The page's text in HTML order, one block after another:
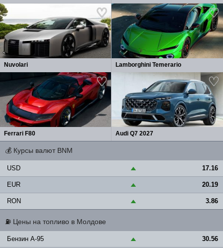
Nuvolari Lamborghini Temerario
Ferrari F80 Audi Q7 2027
💰 Курсы валют BNM
USD ▲ 17.16
EUR ▲ 20.19
RON ▲ 3.86
⛽ Цены на топливо в Молдове
Бензин A-95 ▲ 30.56